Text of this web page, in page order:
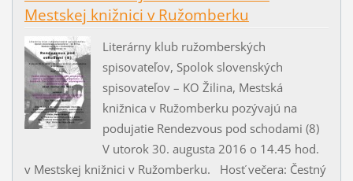
Mestskej knižnici v Ružomberku
Literárny klub ružomberských
spisovateľov, Spolok slovenských
spisovateľov – KO Žilina, Mestská
knižnica v Ružomberku pozývajú na
podujatie Rendezvous pod schodami (8)
V utorok 30. augusta 2016 o 14.45 hod.
v Mestskej knižnici v Ružomberku. Hosť večera: Čestný